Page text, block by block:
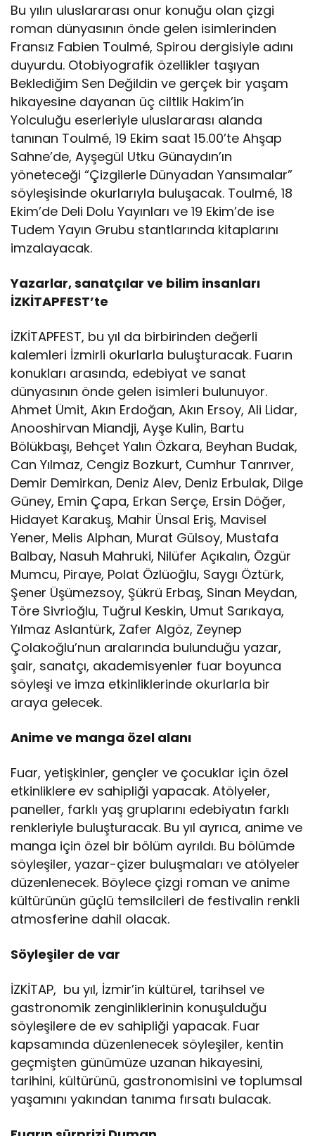
Bu yılın uluslararası onur konuğu olan çizgi
roman dünyasının önde gelen isimlerinden
Fransız Fabien Toulmé, Spirou dergisiyle adını
duyurdu. Otobiyografik özellikler taşıyan
Beklediğim Sen Değildin ve gerçek bir yaşam
hikayesine dayanan üç ciltlik Hakim’in
Yolculuğu eserleriyle uluslararası alanda
tanınan Toulmé, 19 Ekim saat 15.00’te Ahşap
Sahne’de, Ayşegül Utku Günaydın’ın
yöneteceği “Çizgilerle Dünyadan Yansımalar”
söyleşisinde okurlarıyla buluşacak. Toulmé, 18
Ekim’de Deli Dolu Yayınları ve 19 Ekim’de ise
Tudem Yayın Grubu stantlarında kitaplarını
imzalayacak.
Yazarlar, sanatçılar ve bilim insanları
İZKİTAPFEST’te
İZKİTAPFEST, bu yıl da birbirinden değerli
kalemleri İzmirli okurlarla buluşturacak. Fuarın
konukları arasında, edebiyat ve sanat
dünyasının önde gelen isimleri bulunuyor.
Ahmet Ümit, Akın Erdoğan, Akın Ersoy, Ali Lidar,
Anooshirvan Miandji, Ayşe Kulin, Bartu
Bölükbaşı, Behçet Yalın Özkara, Beyhan Budak,
Can Yılmaz, Cengiz Bozkurt, Cumhur Tanrıver,
Demir Demirkan, Deniz Alev, Deniz Erbulak, Dilge
Güney, Emin Çapa, Erkan Serçe, Ersin Döğer,
Hidayet Karakuş, Mahir Ünsal Eriş, Mavisel
Yener, Melis Alphan, Murat Gülsoy, Mustafa
Balbay, Nasuh Mahruki, Nilüfer Açıkalın, Özgür
Mumcu, Piraye, Polat Özlüoğlu, Saygı Öztürk,
Şener Üşümezsoy, Şükrü Erbaş, Sinan Meydan,
Töre Sivrioğlu, Tuğrul Keskin, Umut Sarıkaya,
Yılmaz Aslantürk, Zafer Algöz, Zeynep
Çolakoğlu’nun aralarında bulunduğu yazar,
şair, sanatçı, akademisyenler fuar boyunca
söyleşi ve imza etkinliklerinde okurlarla bir
araya gelecek.
Anime ve manga özel alanı
Fuar, yetişkinler, gençler ve çocuklar için özel
etkinliklere ev sahipliği yapacak. Atölyeler,
paneller, farklı yaş gruplarını edebiyatın farklı
renkleriyle buluşturacak. Bu yıl ayrıca, anime ve
manga için özel bir bölüm ayrıldı. Bu bölümde
söyleşiler, yazar-çizer buluşmaları ve atölyeler
düzenlenecek. Böylece çizgi roman ve anime
kültürünün güçlü temsilcileri de festivalin renkli
atmosferine dahil olacak.
Söyleşiler de var
İZKİTAP, bu yıl, İzmir’in kültürel, tarihsel ve
gastronomik zenginliklerinin konuşulduğu
söyleşilere de ev sahipliği yapacak. Fuar
kapsamında düzenlenecek söyleşiler, kentin
geçmişten günümüze uzanan hikayesini,
tarihini, kültürünü, gastronomisini ve toplumsal
yaşamını yakından tanıma fırsatı bulacak.